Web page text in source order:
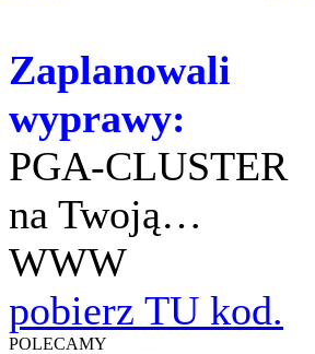
Zaplanowali
wyprawy:
PGA-CLUSTER
na Twoją…
WWW
pobierz TU kod.
POLECAMY